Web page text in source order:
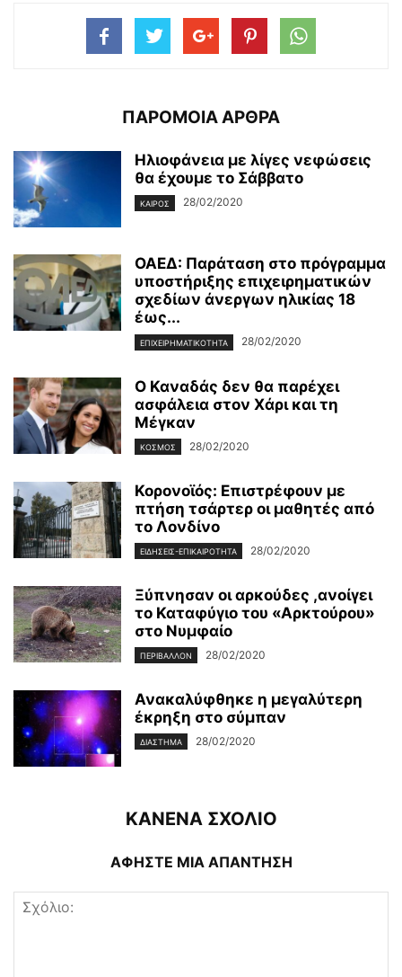
ΠΑΡΟΜΟΙΑ ΑΡΘΡΑ
Ηλιοφάνεια με λίγες νεφώσεις
θα έχουμε το Σάββατο
ΚΑΙΡΌΣ 28/02/2020
ΟΑΕΔ: Παράταση στο πρόγραμμα
υποστήριξης επιχειρηματικών
σχεδίων άνεργων ηλικίας 18
έως...
ΕΠΙΧΕΙΡΗΜΑΤΙΚΌΤΗΤΑ 28/02/2020
Ο Καναδάς δεν θα παρέχει
ασφάλεια στον Χάρι και τη
Μέγκαν
ΚΌΣΜΟΣ 28/02/2020
Κορονοϊός: Επιστρέφουν με
πτήση τσάρτερ οι μαθητές από
το Λονδίνο
ΕΙΔΉΣΕΙΣ-ΕΠΙΚΑΙΡΌΤΗΤΑ 28/02/2020
Ξύπνησαν οι αρκούδες ,ανοίγει
το Καταφύγιο του «Αρκτούρου»
στο Νυμφαίο
ΠΕΡΙΒΆΛΛΟΝ 28/02/2020
Ανακαλύφθηκε η μεγαλύτερη
έκρηξη στο σύμπαν
ΔΙΆΣΤΗΜΑ 28/02/2020
ΚΑΝΕΝΑ ΣΧΟΛΙΟ
ΑΦΗΣΤΕ ΜΙΑ ΑΠΑΝΤΗΣΗ